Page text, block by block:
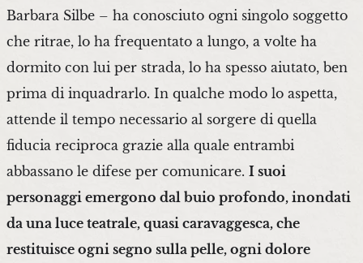
Barbara Silbe – ha conosciuto ogni singolo soggetto
che ritrae, lo ha frequentato a lungo, a volte ha
dormito con lui per strada, lo ha spesso aiutato, ben
prima di inquadrarlo. In qualche modo lo aspetta,
attende il tempo necessario al sorgere di quella
fiducia reciproca grazie alla quale entrambi
abbassano le difese per comunicare. I suoi
personaggi emergono dal buio profondo, inondati
da una luce teatrale, quasi caravaggesca, che
restituisce ogni segno sulla pelle, ogni dolore